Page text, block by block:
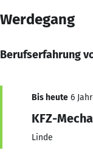
Werdegang
Berufserfahrung
Bis heute 6
KFZ-
Linde